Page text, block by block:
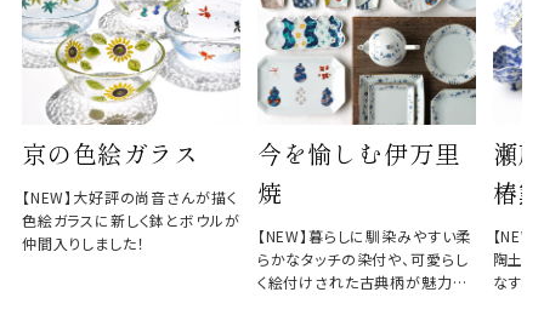
京の色絵ガラス
【NEW】大好評の尚音さんが描く
色絵ガラスに新しく鉢とボウルが
仲間入りしました！
今を愉しむ伊万里
焼
【NEW】暮らしに馴染みやすい柔
らかなタッチの染付や、可愛らし
く絵付けされた古典柄が魅力の
瀬
椿窯
【
陶土と
なす、